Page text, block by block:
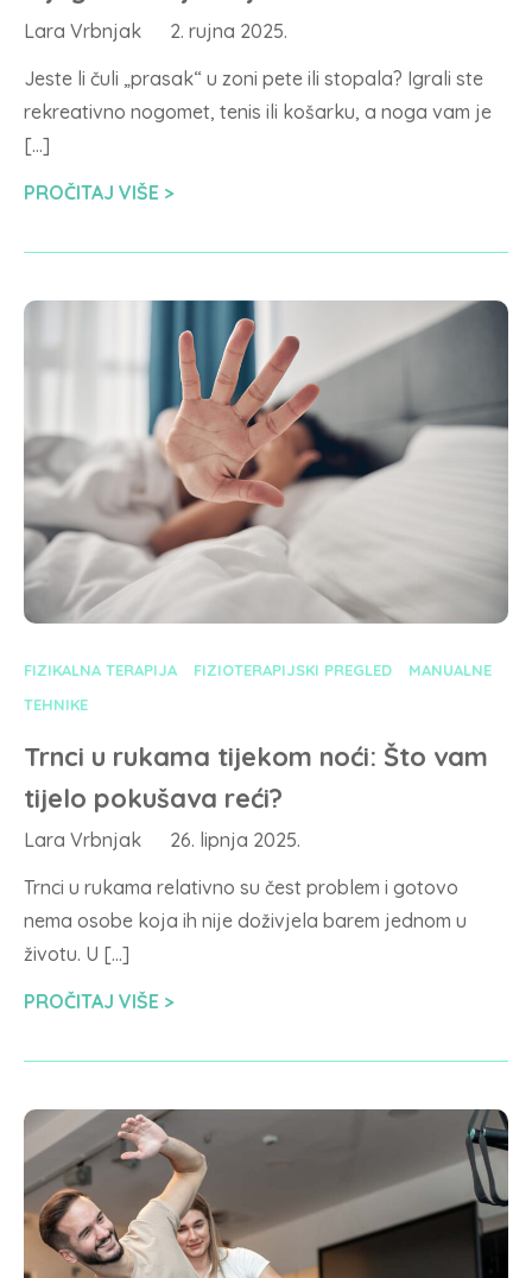
Lara Vrbnjak
2. rujna 2025.
Jeste li čuli „prasak“ u zoni pete ili stopala? Igrali ste
rekreativno nogomet, tenis ili košarku, a noga vam je
[…]
PROČITAJ VIŠE
FIZIKALNA TERAPIJA FIZIOTERAPIJSKI PREGLED
MANUALNE
TEHNIKE
Trnci u rukama tijekom noći: Što vam
tijelo pokušava reći?
Lara Vrbnjak
26. lipnja 2025.
Trnci u rukama relativno su čest problem i gotovo
nema osobe koja ih nije doživjela barem jednom u
životu. U […]
PROČITAJ VIŠE